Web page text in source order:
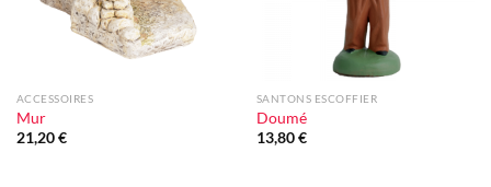
ACCESSOIRES
Mur
21,20€
SANTONS ESCOFFIER
Doumé
13,80€